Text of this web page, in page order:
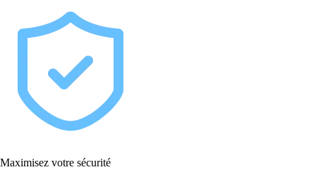
Maximisez votre sécurité